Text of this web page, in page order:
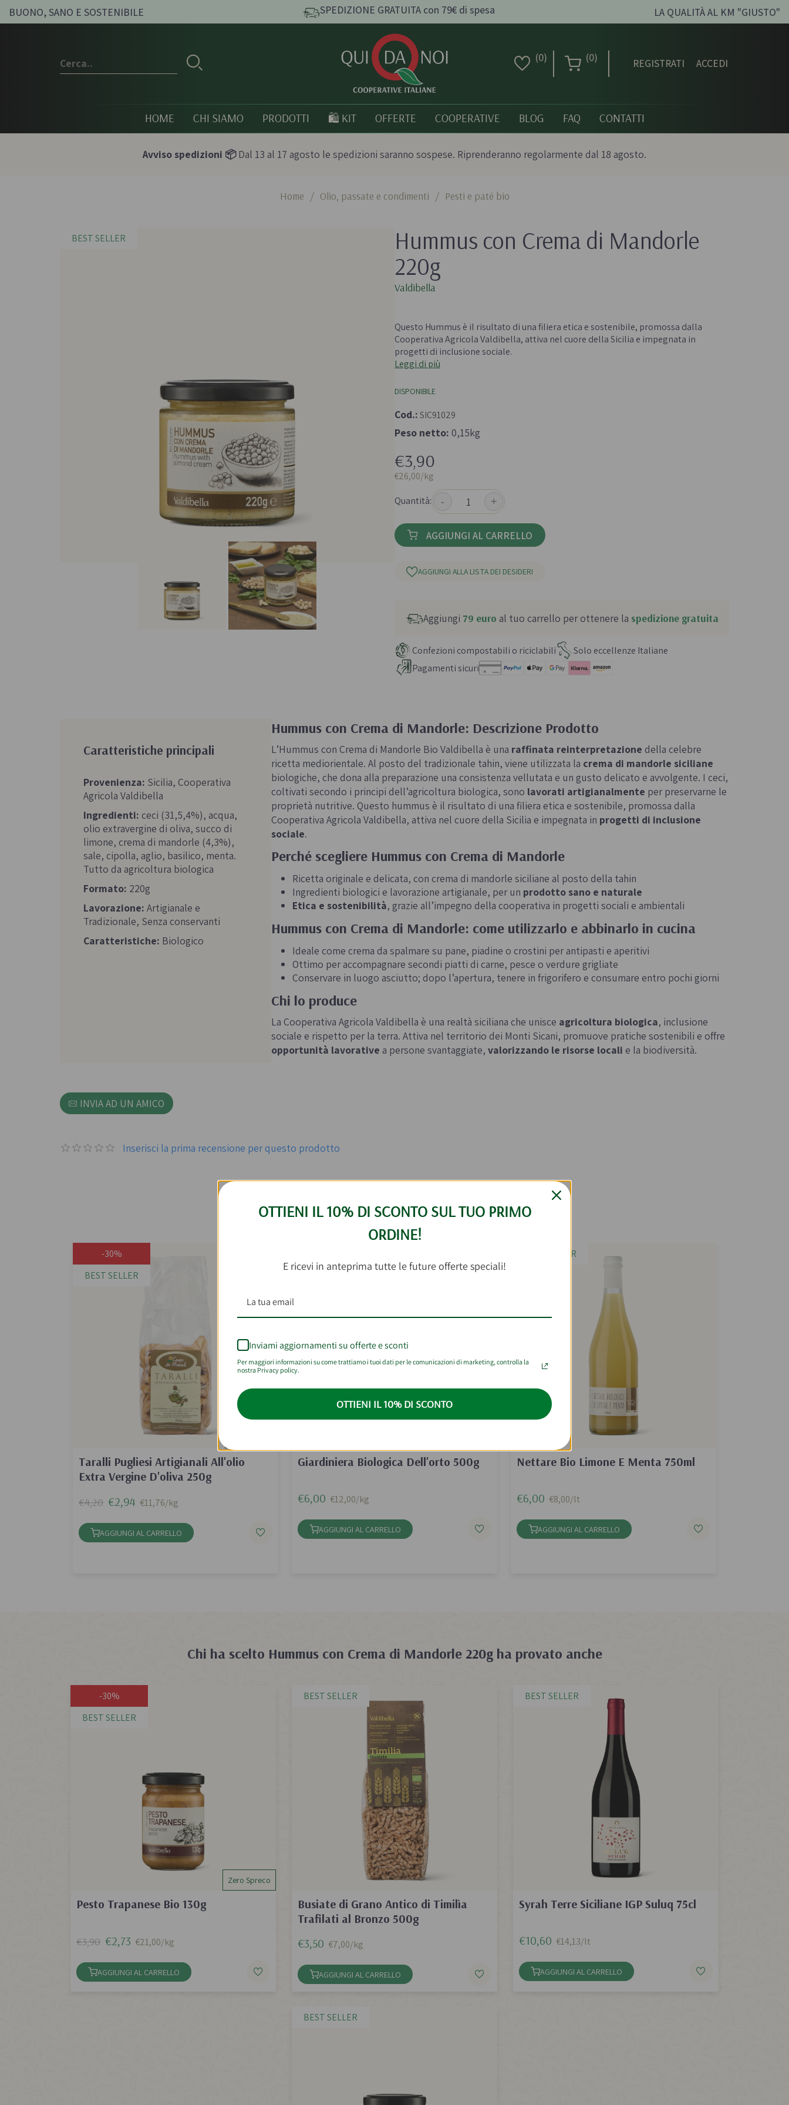
BUONO, SANO E SOSTENIBILE SPEDIZIONE GRATUITA con 79€ di spesa LA QUALITÀ AL KM "GIUSTO"
(0) (0) REGISTRATI ACCEDI
HOME CHI SIAMO PRODOTTI
Olive sott'olio e conserve
Pasta artigianale
Taralli e grissini artigianali
Farine biologiche
Prodotti italiani biologici
e miele
Creme spalmabili
Biscotti, cioccolato e
Gluten free
Prodotti artigianali senza
glutine
Succhi bio e bevande
Frutta secca biologica
🛍️ KIT OFFERTE COOPERATIVE BLOG FAQ CONTATTI
Avviso spedizioni 📦Dal 13 al 17 agosto le spedizioni saranno sospese. Riprenderanno regolarmente dal 18 agosto.
Home / Olio, passate e condimenti / Pesti e paté bio
BEST SELLER
Hummus con Crema di Mandorle
220g
Valdibella
Questo Hummus è il risultato di una filiera etica e sostenibile, promossa dalla
Cooperativa Agricola Valdibella, attiva nel cuore della Sicilia e impegnata in
progetti di inclusione sociale.
Leggi di più
DISPONIBILE
Cod.:SIC91029
Peso netto: 0,15kg
€3,90
€26,00/kg
Quantità:
- +
AGGIUNGI AL CARRELLO
AGGIUNGI ALLA LISTA DEI DESIDERI
Aggiungi 79 euro al tuo carrello per ottenere la spedizione gratuita
Confezioni compostabili o riciclabili
Solo eccellenze Italiane
Pagamenti sicuri
Hummus con Crema di Mandorle: Descrizione Prodotto
L’Hummus con Crema di Mandorle Bio Valdibella è una raffinata reinterpretazione della celebre
ricetta mediorientale. Al posto del tradizionale tahin, viene utilizzata la crema di mandorle siciliane
biologiche, che dona alla preparazione una consistenza vellutata e un gusto delicato e avvolgente. I ceci,
coltivati secondo i principi dell’agricoltura biologica, sono lavorati artigianalmente per preservarne le
proprietà nutritive. Questo hummus è il risultato di una filiera etica e sostenibile, promossa dalla
Cooperativa Agricola Valdibella, attiva nel cuore della Sicilia e impegnata in progetti di inclusione
sociale.
Perché scegliere Hummus con Crema di Mandorle
Ricetta originale e delicata, con crema di mandorle siciliane al posto della tahin
Ingredienti biologici e lavorazione artigianale, per un prodotto sano e naturale
Etica e sostenibilità, grazie all’impegno della cooperativa in progetti sociali e ambientali
Hummus con Crema di Mandorle: come utilizzarlo e abbinarlo in cucina
Ideale come crema da spalmare su pane, piadine o crostini per antipasti e aperitivi
Ottimo per accompagnare secondi piatti di carne, pesce o verdure grigliate
Conservare in luogo asciutto; dopo l’apertura, tenere in frigorifero e consumare entro pochi giorni
Chi lo produce
La Cooperativa Agricola Valdibella è una realtà siciliana che unisce agricoltura biologica, inclusione
sociale e rispetto per la terra. Attiva nel territorio dei Monti Sicani, promuove pratiche sostenibili e offre
opportunità lavorative a persone svantaggiate, valorizzando le risorse locali e la biodiversità.
Caratteristiche principali
Provenienza: Sicilia, Cooperativa
Agricola Valdibella
Ingredienti: ceci (31,5,4%), acqua,
olio extravergine di oliva, succo di
limone, crema di mandorle (4,3%),
sale, cipolla, aglio, basilico, menta.
Tutto da agricoltura biologica
Formato: 220g
Lavorazione: Artigianale e
Tradizionale, Senza conservanti
Caratteristiche: Biologico
INVIA AD UN AMICO
Inserisci la prima recensione per questo prodotto
Con cosa abbinareHummus con Crema di Mandorle 220g
Taralli Pugliesi Artigianali All'olio
Extra Vergine D'oliva 250g
-30%
BEST SELLER
€4,20 €2,94 €11,76/kg
AGGIUNGI AL CARRELLO
Giardiniera Biologica Dell'orto 500g
€6,00 €12,00/kg
AGGIUNGI AL CARRELLO
Nettare Bio Limone E Menta 750ml
BEST SELLER
€6,00 €8,00/lt
AGGIUNGI AL CARRELLO
Chi ha scelto Hummus con Crema di Mandorle 220gha provato anche
Zero Spreco
Pesto Trapanese Bio 130g
-30%
BEST SELLER
€3,90 €2,73 €21,00/kg
AGGIUNGI AL CARRELLO
Busiate di Grano Antico di Timilìa
Trafilati al Bronzo 500g
BEST SELLER
€3,50 €7,00/kg
AGGIUNGI AL CARRELLO
Syrah Terre Siciliane IGP Suluq 75cl
BEST SELLER
€10,60 €14,13/lt
AGGIUNGI AL CARRELLO
BEST SELLER
OTTIENI IL 10% DI SCONTO SUL TUO PRIMO
ORDINE!
E ricevi in anteprima tutte le future offerte speciali!
Inviami aggiornamenti su offerte e sconti
Per maggiori informazioni su come trattiamo i tuoi dati per le comunicazioni di marketing, controlla la
nostra Privacy policy.
OTTIENI IL 10% DI SCONTO